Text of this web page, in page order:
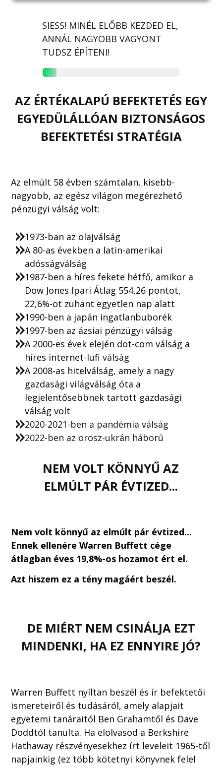
SIESS! MINÉL ELŐBB KEZDED EL,
ANNÁL NAGYOBB VAGYONT
TUDSZ ÉPÍTENI!
AZ ÉRTÉKALAPÚ BEFEKTETÉS EGY
EGYEDÜLÁLLÓAN BIZTONSÁGOS
BEFEKTETÉSI STRATÉGIA
Az elmúlt 58 évben számtalan, kisebb-
nagyobb, az egész világon megérezhető
pénzügyi válság volt:
1973-ban az olajválság
A 80-as években a latin-amerikai
adósságválság
1987-ben a híres fekete hétfő, amikor a
Dow Jones Ipari Átlag 554,26 pontot,
22,6%-ot zuhant egyetlen nap alatt
1990-ben a japán ingatlanbuborék
1997-ben az ázsiai pénzügyi válság
A 2000-es évek elején dot-com válság a
híres internet-lufi válság
A 2008-as hitelválság, amely a nagy
gazdasági világválság óta a
legjelentősebbnek tartott gazdasági
válság volt
2020-2021-ben a pandémia válság
2022-ben az orosz-ukrán háború
NEM VOLT KÖNNYŰ AZ
ELMÚLT PÁR ÉVTIZED...
Nem volt könnyű az elmúlt pár évtized...
Ennek ellenére Warren Buffett cége
átlagban éves 19,8%-os hozamot ért el.
Azt hiszem ez a tény magáért beszél.
DE MIÉRT NEM CSINÁLJA EZT
MINDENKI, HA EZ ENNYIRE JÓ?
Warren Buffett nyíltan beszél és ír befektetői
ismereteiről és tudásáról, amely alapjait
egyetemi tanáraitól Ben Grahamtől és Dave
Doddtól tanulta. Ha elolvasod a Berkshire
Hathaway részvényesekhez írt leveleit 1965-től
napjainkig (ez több kötetnyi könyvnek felel